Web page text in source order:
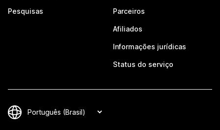
Pesquisas Parceiros
Afiliados
Informações jurídicas
Status do serviço